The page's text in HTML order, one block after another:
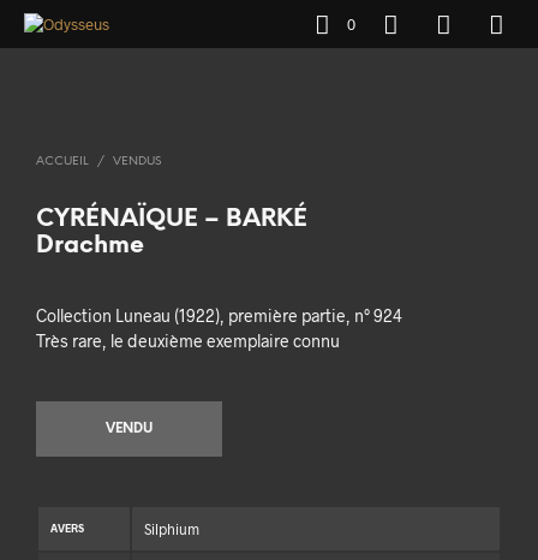
0
ACCUEIL / VENDUS
CYRÉNAÏQUE – BARKÉ
Drachme
Collection Luneau (1922), première partie, n° 924
Très rare, le deuxième exemplaire connu
VENDU
AVERS Silphium